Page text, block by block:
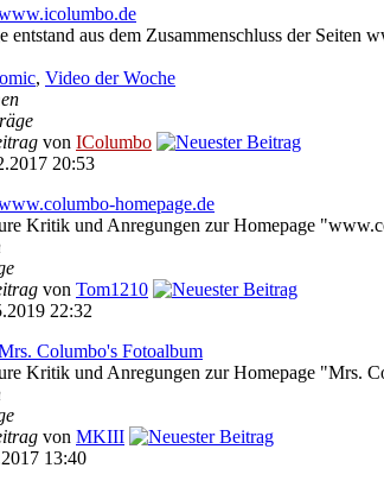
entstand aus dem Zusammenschluss der
, Video der Woche
von IColumbo
20:53
homepage.de
Kritik und Anregungen zur Homepage
von Tom1210
22:32
Columbo's Fotoalbum
Kritik und Anregungen zur Homepage "Mrs.
von MKIII
13:40